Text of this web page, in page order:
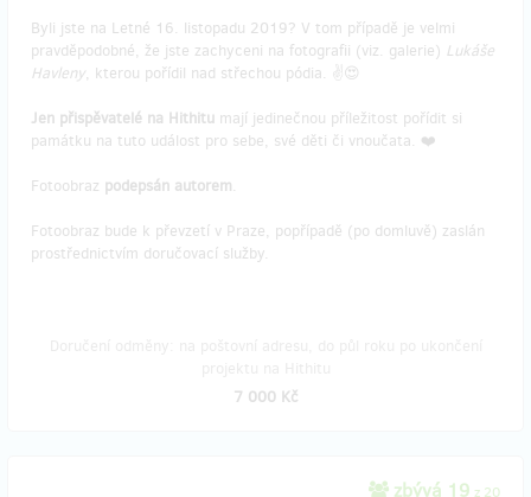
Byli jste na Letné 16. listopadu 2019? V tom případě je velmi
pravděpodobné, že jste zachyceni na fotografii (viz. galerie) Lukáše
Havleny, kterou pořídil nad střechou pódia. ✌️😍
Jen přispěvatelé na Hithitu mají jedinečnou příležitost pořídit si
památku na tuto událost pro sebe, své děti či vnoučata. ❤️
Fotoobraz podepsán autorem.
Fotoobraz bude k převzetí v Praze, popřípadě (po domluvě) zaslán
prostřednictvím doručovací služby.
7 000 Kč
zbývá 19 z 20